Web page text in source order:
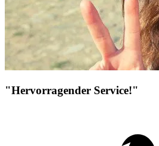
"Hervorragender Service!"